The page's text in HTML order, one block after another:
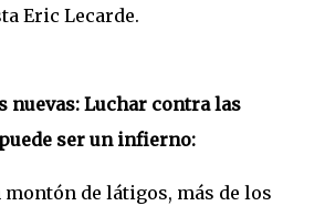
Eric Lecarde.
nuevas: Luchar contra las
ser un infierno:
montón de látigos, más de los